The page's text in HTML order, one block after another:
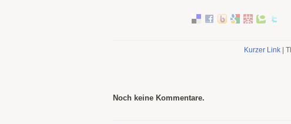
Kurzer Link |
Noch keine Kommentare.